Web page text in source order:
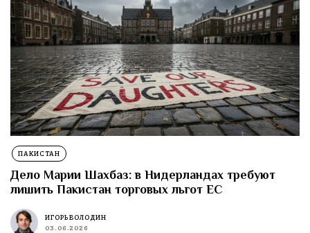
ПАКИСТАН
Дело Марии Шахбаз: в Нидерландах требуют
лишить Пакистан торговых льгот ЕС
ИГОРЬ ВОЛОДИН
03.06.2026